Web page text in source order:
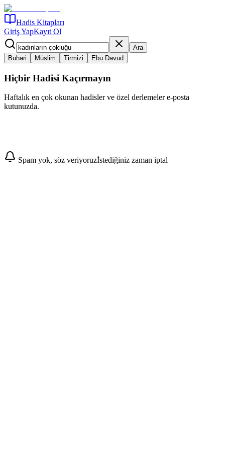
Hadis Kitapları
Giriş YapKayıt Ol
Ara
Buhari
Müslim Tirmizi Ebu Davud
Hiçbir Hadisi Kaçırmayın
Haftalık en çok okunan hadisler ve özel derlemeler e-posta
kutunuzda.
Abone Ol
Spam yok, söz veriyoruzİstediğiniz zaman iptal